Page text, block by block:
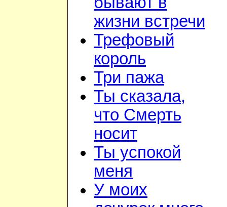
жизни встречи
Трефовый
король
Три пажа
Ты сказала,
что Смерть
носит
Ты успокой
меня
У моих